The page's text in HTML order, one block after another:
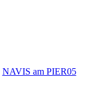
NAVIS am PIER05